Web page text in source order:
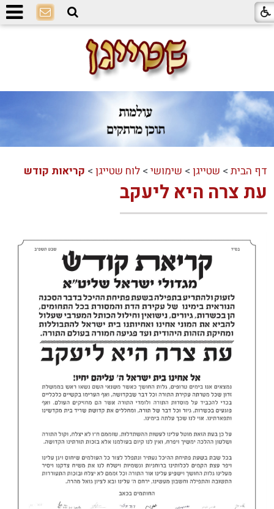
דף הבית > שטייגן > שימושי >לוח שטייגן > קריאות קודש
עת צרה היא ליעקב